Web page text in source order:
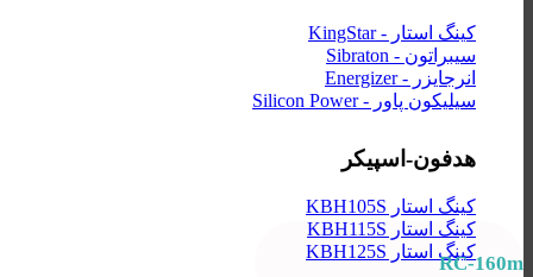
کینگ استار - KingStar
سیبراتون - Sibraton
انرجایزر - Energizer
سیلیکون پاور - Silicon Power
هدفون-اسپیکر
کینگ استار KBH105S
کینگ استار KBH115S
کینگ استار KBH125S
RC-160m